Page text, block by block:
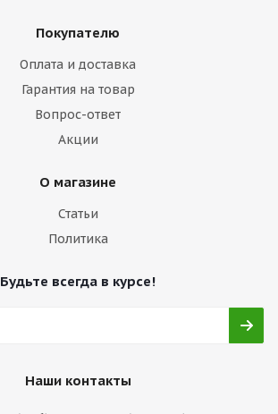
Покупателю
Оплата и доставка
Гарантия на товар
Вопрос-ответ
Акции
О магазине
Статьи
Политика
Будьте всегда в курсе!
Наши контакты